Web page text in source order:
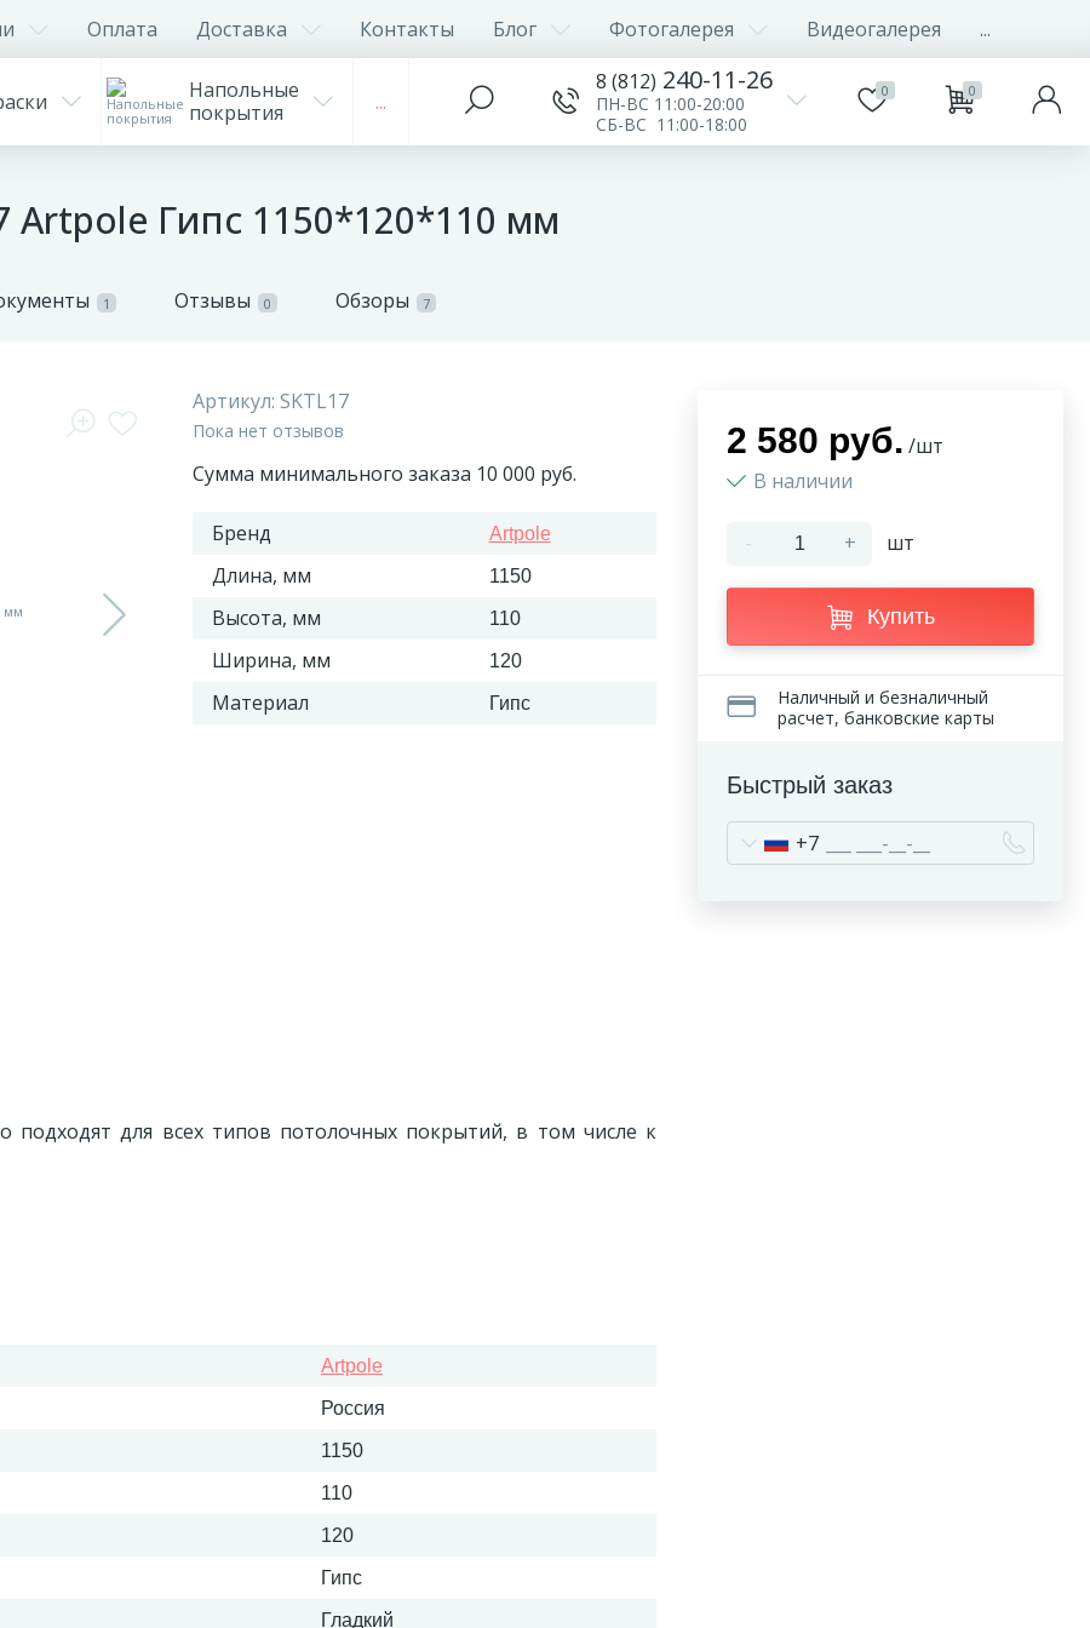
Оплата Доставка Контакты Блог Фотогалерея Видеогалерея ...
Напольные
покрытия
...
8 (812) 240-11-26
ПН-ВС 11:00-20:00
СБ-ВС 11:00-18:00
0 0
Artpole Гипс 1150*120*110 мм
1 Отзывы 0 Обзоры 7
Артикул: SKTL17
Пока нет отзывов
Сумма минимального заказа 10 000 руб.
Бренд Artpole
Длина, мм 1150
Высота, мм 110
Ширина, мм 120
Материал Гипс
для всех типов потолочных покрытий, в том числе к
Artpole
Россия
1150
110
120
Гипс
Гладкий
2 580 руб. /шт
В наличии
- + шт
Купить
Наличный и безналичный
расчет, банковские карты
Быстрый заказ
+7